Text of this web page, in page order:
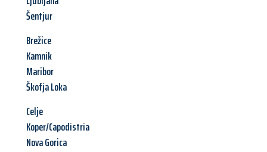
Šentjur
Brežice
Kamnik
Maribor
Škofja Loka
Celje
Koper/Capodistria
Nova Gorica